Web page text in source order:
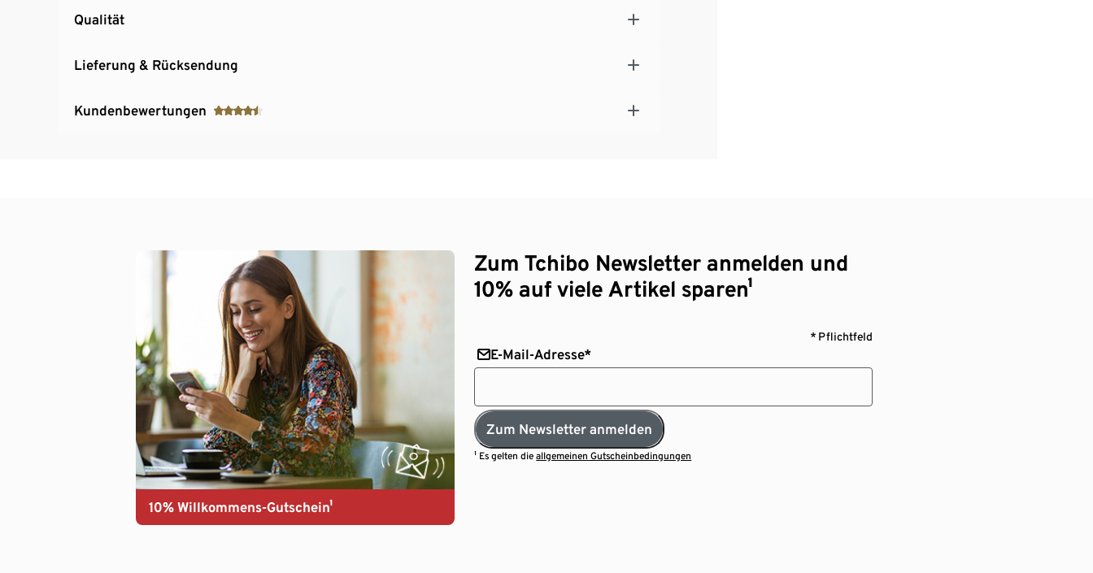
Qualität
Lieferung & Rücksendung
Kundenbewertungen
10% Willkommens-Gutschein¹
Zum Tchibo Newsletter anmelden und
10% auf viele Artikel sparen¹
* Pflichtfeld
E-Mail-Adresse*
Zum Newsletter anmelden
¹ Es gelten dieallgemeinen Gutscheinbedingungen